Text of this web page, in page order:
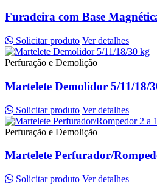
Furadeira com Base
Solicitar produto Ver detalhes
Perfuração e Demolição
Martelete Demolidor 5/11/18/
Solicitar produto Ver detalhes
Perfuração e Demolição
Martelete Perfurador/
Solicitar produto Ver detalhes